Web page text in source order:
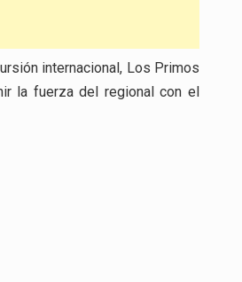
internacional, Los Primos
la fuerza del regional con el